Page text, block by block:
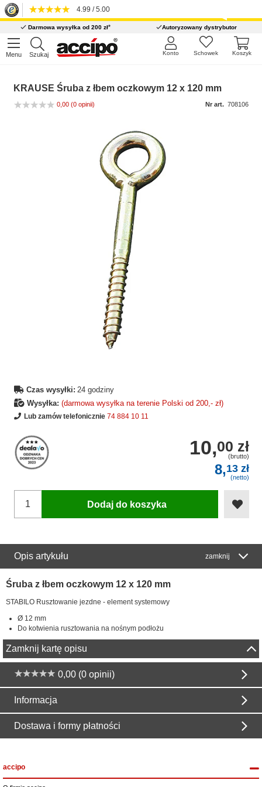
4.99 / 5.00
Darmowa wysyłka od 200 zł* Autoryzowany dystrybutor
Menu Szukaj Koszyk
Schowek
Konto
KRAUSE Śruba z łbem oczkowym 12 x 120 mm
0,00 (0 opinii) Nr art. 708106
Czas wysyłki: 24 godziny
Wysyłka: (darmowa wysyłka na terenie Polski od 200,- zł)
Lub zamów telefonicznie 74 884 10 11
10,00 zł
(brutto)
8,13 zł
(netto)
Dodaj do koszyka
Opis artykułu zamknij
Śruba z łbem oczkowym 12 x 120 mm
STABILO Rusztowanie jezdne - element systemowy
Ø 12 mm
Do kotwienia rusztowania na nośnym podłożu
Zamknij kartę opisu
0,00 (0 opinii)
Informacja
Dostawa i formy płatności
accipo